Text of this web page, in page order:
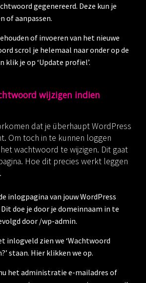
gegenereerd. Deze kun je
of aanpassen.
of invoeren van het nieuwe
scrol je helemaal naar onder op de
klik je op ‘Update profiel’.
wijzigen indien
dat je überhaupt WordPress
Om toch in te kunnen loggen
wachtwoord te wijzigen. Dit gaat
Hoe dit precies werkt leggen
inlogpagina van jouw WordPress
doe je door je domeinnaam in te
door /wp-admin.
inlogveld zien we ‘Wachtwoord
staan. Hier klikken we op.
het administratie e-mailadres of